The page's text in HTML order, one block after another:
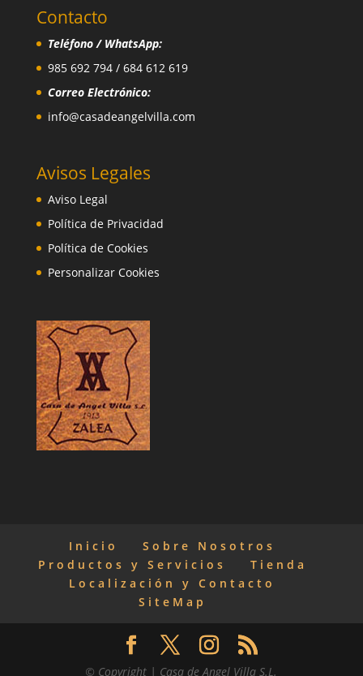
Contacto
Teléfono / WhatsApp:
985 692 794 / 684 612 619
Correo Electrónico:
info@casadeangelvilla.com
Avisos Legales
Aviso Legal
Política de Privacidad
Política de Cookies
Personalizar Cookies
Inicio
Sobre Nosotros
Productos y Servicios
Tienda
Localización y Contacto
SiteMap
© Copyright | Casa de Angel Villa S.L.